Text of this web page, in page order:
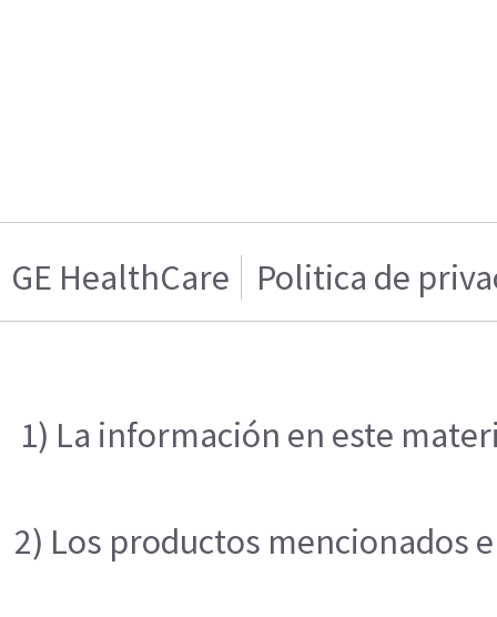
GE HealthCare Politica de
1) La información en este
2) Los productos mencionados